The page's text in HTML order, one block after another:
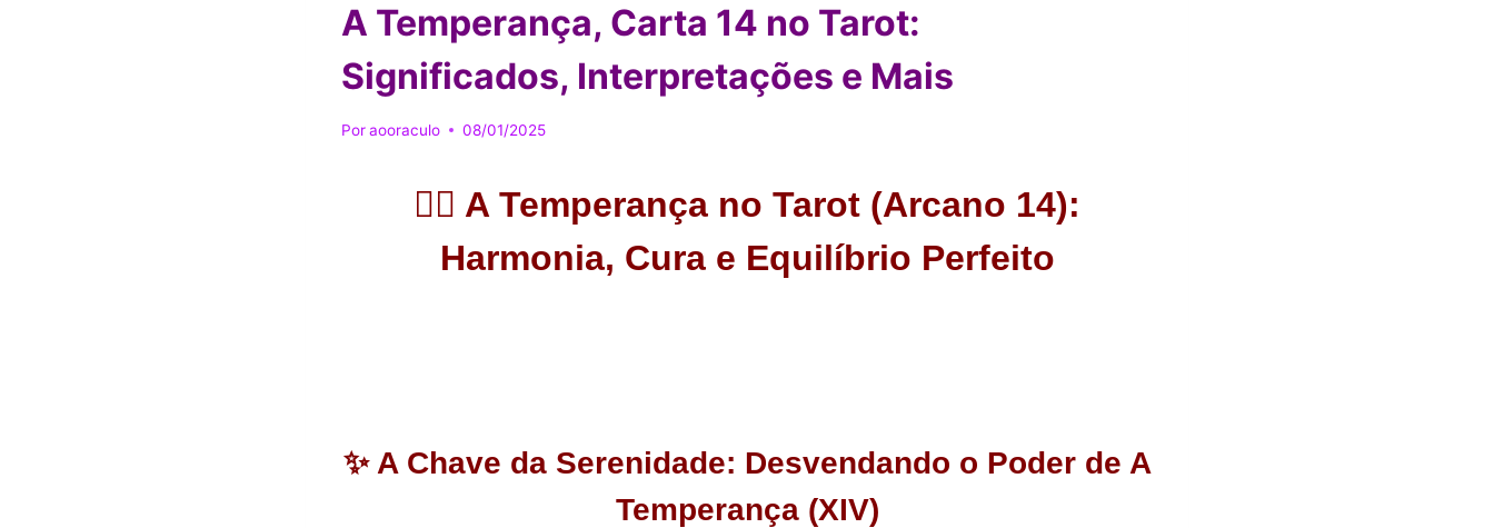
A Temperança, Carta 14 no Tarot:
Significados, Interpretações e Mais
Poraooraculo 08/01/2025
🧘‍♀️ A Temperança no Tarot (Arcano 14):
Harmonia, Cura e Equilíbrio Perfeito
✨ A Chave da Serenidade: Desvendando o Poder de A
Temperança (XIV)